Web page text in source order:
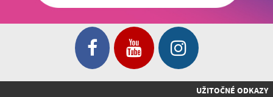
UŽITOČNÉ ODKAZY